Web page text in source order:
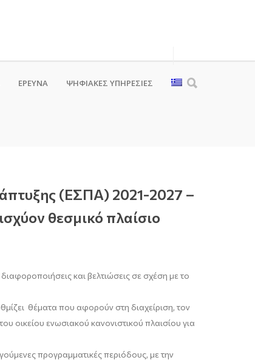
ΕΡΕΥΝΑ ΨΗΦΙΑΚΈΣ ΥΠΗΡΕΣΊΕΣ
(ΕΣΠΑ) 2021-2027 –
θεσμικό πλαίσιο
και βελτιώσεις σε σχέση με το
θέματα που αφορούν στη διαχείριση, τον
οικείου ενωσιακού κανονιστικού πλαισίου για
προγραμματικές περιόδους, με την